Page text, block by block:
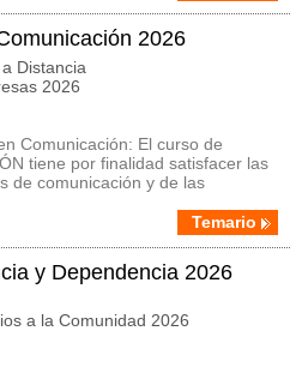
2026
Distancia
2026
Comunicación: El curso de
tiene por finalidad satisfacer las
de comunicación y de las
Temario
y Dependencia 2026
a la Comunidad 2026